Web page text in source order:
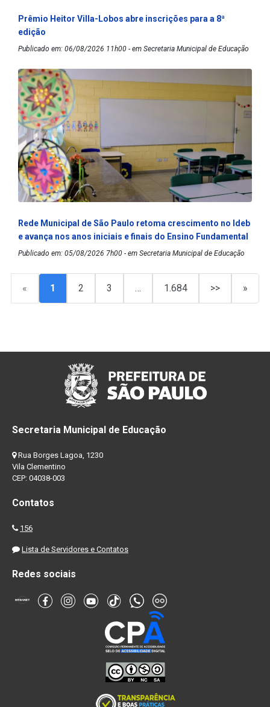
Prêmio Heitor Villa-Lobos abre inscrições para a 8ª
edição
Publicado em: 06/08/2026 11h00 - em Secretaria Municipal de Educação
Rede Municipal de São Paulo retoma crescimento no Ideb
e avança nos anos iniciais e finais do Ensino Fundamental
Publicado em: 05/08/2026 7h00 - em Secretaria Municipal de Educação
« 1 2 3 … 1.684 >> »
Secretaria Municipal de Educação
Rua Borges Lagoa, 1230
Vila Clementino
CEP: 04038-003
Contatos
156
Lista de Servidores e Contatos
Redes sociais